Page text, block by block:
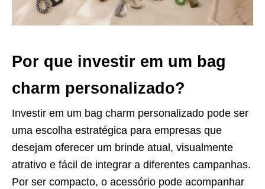
Por que investir em um bag
charm personalizado?
Investir em um bag charm personalizado pode ser
uma escolha estratégica para empresas que
desejam oferecer um brinde atual, visualmente
atrativo e fácil de integrar a diferentes campanhas.
Por ser compacto, o acessório pode acompanhar